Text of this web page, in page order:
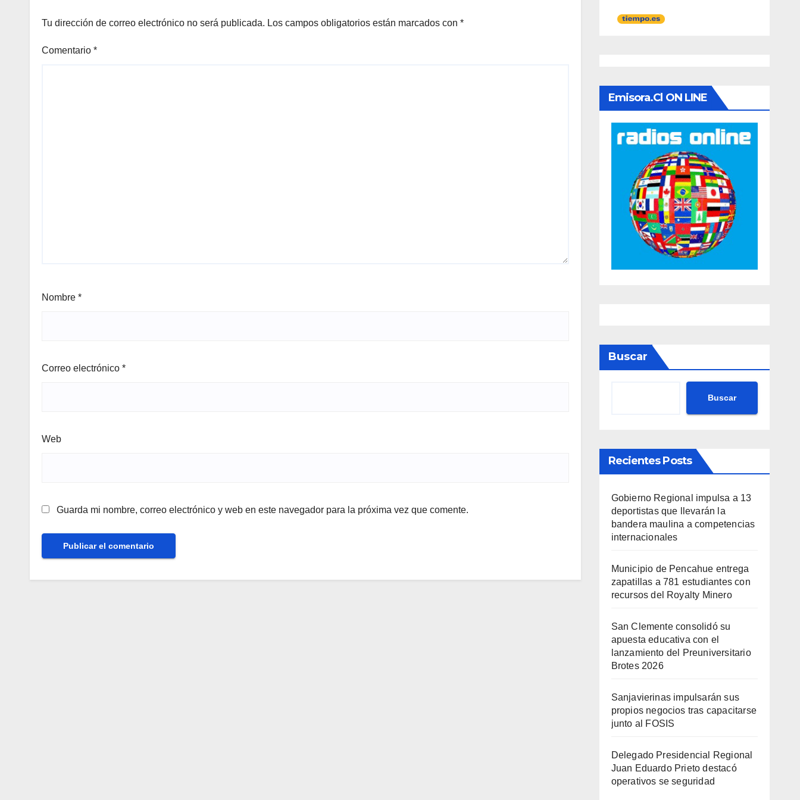
Tu dirección de correo electrónico no será publicada. Los campos obligatorios están marcados con *
Comentario *
Nombre *
Correo electrónico *
Web
Guarda mi nombre, correo electrónico y web en este navegador para la próxima vez que comente.
Emisora.cl ON LINE
Buscar
Buscar
Recientes Posts
Gobierno Regional impulsa a 13
deportistas que llevarán la
bandera maulina a competencias
internacionales
Municipio de Pencahue entrega
zapatillas a 781 estudiantes con
recursos del Royalty Minero
San Clemente consolidó su
apuesta educativa con el
lanzamiento del Preuniversitario
Brotes 2026
Sanjavierinas impulsarán sus
propios negocios tras capacitarse
junto al FOSIS
Delegado Presidencial Regional
Juan Eduardo Prieto destacó
operativos se seguridad